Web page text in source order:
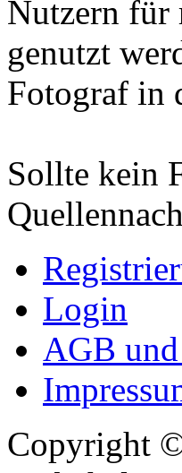
Nutzern für
genutzt
Fotograf in
Sollte kein
Login
AGB
Copyright